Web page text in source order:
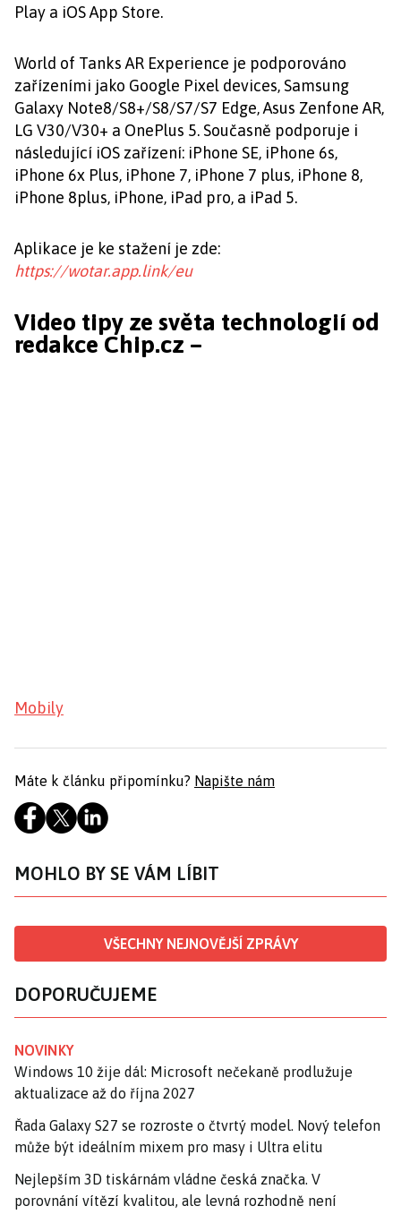
Play a iOS App Store.
World of Tanks AR Experience je podporováno
zařízeními jako Google Pixel devices, Samsung
Galaxy Note8/S8+/S8/S7/S7 Edge, Asus Zenfone AR,
LG V30/V30+ a OnePlus 5. Současně podporuje i
následující iOS zařízení: iPhone SE, iPhone 6s,
iPhone 6x Plus, iPhone 7, iPhone 7 plus, iPhone 8,
iPhone 8plus, iPhone, iPad pro, a iPad 5.
Aplikace je ke stažení je zde:
https://wotar.app.link/eu
Video tipy ze světa technologií od
redakce Chip.cz –
Mobily
Máte k článku připomínku? Napište nám
MOHLO BY SE VÁM LÍBIT
VŠECHNY NEJNOVĚJŠÍ ZPRÁVY
DOPORUČUJEME
NOVINKY
Windows 10 žije dál: Microsoft nečekaně prodlužuje
aktualizace až do října 2027
Řada Galaxy S27 se rozroste o čtvrtý model. Nový telefon
může být ideálním mixem pro masy i Ultra elitu
Nejlepším 3D tiskárnám vládne česká značka. V
porovnání vítězí kvalitou, ale levná rozhodně není